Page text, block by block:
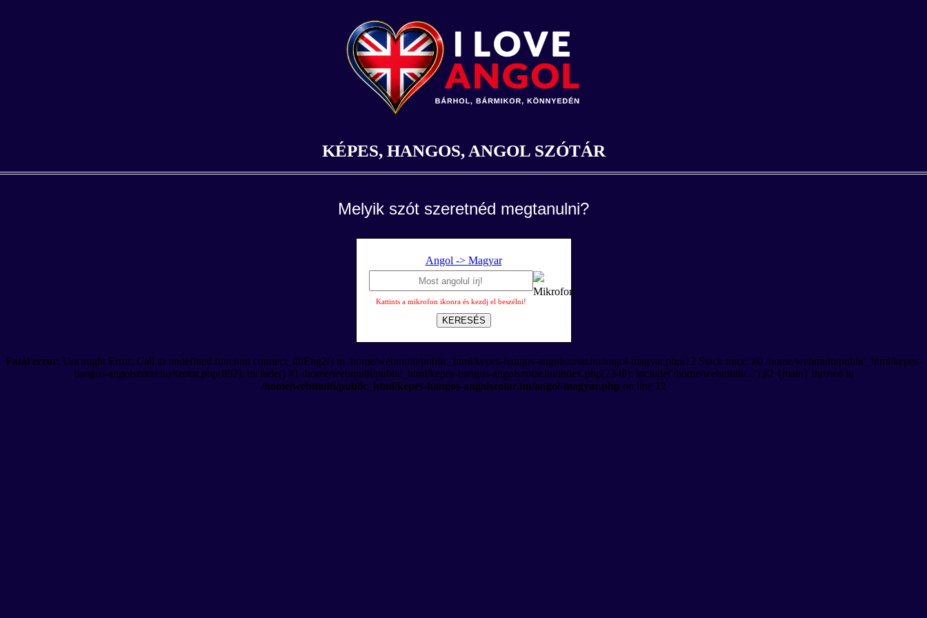
KÉPES, HANGOS, ANGOL SZÓTÁR
Melyik szót szeretnéd megtanulni?
Angol -> Magyar
Kattints a mikrofon ikonra és kezdj el beszélni!
KERESÉS
Fatal error: Uncaught Error: Call to undefined function connect_dbEng2() in /home/webmulti/public_html/kepes-hangos-angolszotar.hu/angol-magyar.php:12 Stack trace: #0 /home/webmulti/public_html/kepes-
hangos-angolszotar.hu/szotar.php(892): include() #1 /home/webmulti/public_html/kepes-hangos-angolszotar.hu/index.php(2349): include('/home/webmulti/...') #2 {main} thrown in
/home/webmulti/public_html/kepes-hangos-angolszotar.hu/angol-magyar.php on line 12